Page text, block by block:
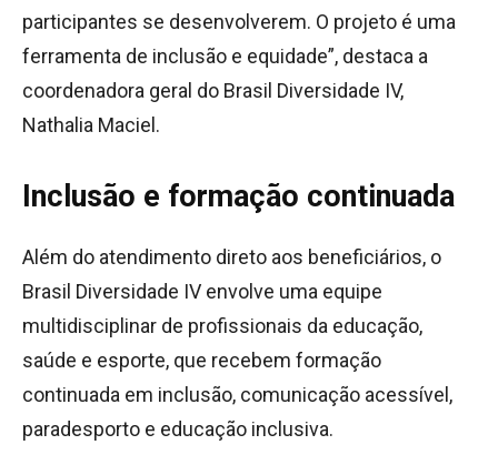
participantes se desenvolverem. O projeto é uma
ferramenta de inclusão e equidade”, destaca a
coordenadora geral do Brasil Diversidade IV,
Nathalia Maciel.
Inclusão e formação continuada
Além do atendimento direto aos beneficiários, o
Brasil Diversidade IV envolve uma equipe
multidisciplinar de profissionais da educação,
saúde e esporte, que recebem formação
continuada em inclusão, comunicação acessível,
paradesporto e educação inclusiva.